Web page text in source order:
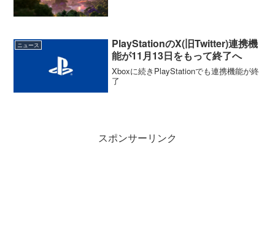
ニュース
PlayStationのX(旧Twitter)連携機
能が11月13日をもって終了へ
Xboxに続きPlayStationでも連携機能が終
了
スポンサーリンク